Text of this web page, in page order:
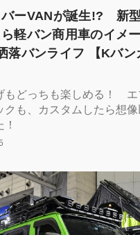
ーVANが誕生!? 新
軽バン商用車のイメ
バンライフ 【Kバン
もどっちも楽しめる！ エ
クも、カスタムしたら想
！